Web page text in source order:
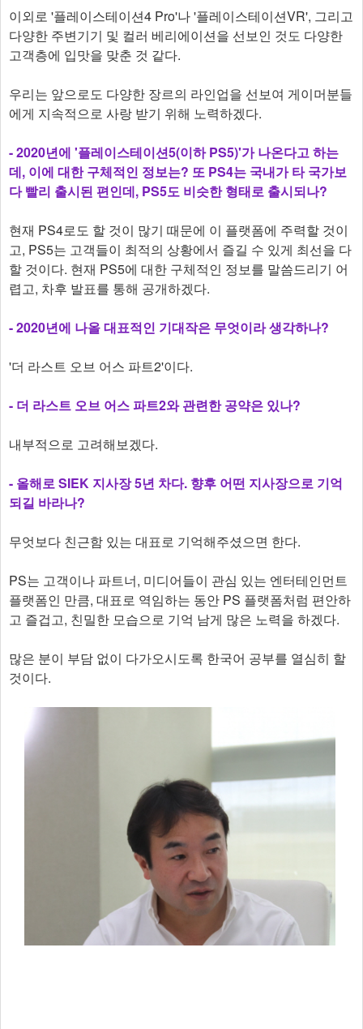
이외로 '플레이스테이션4 Pro'나 '플레이스테이션VR', 그리고
다양한 주변기기 및 컬러 베리에이션을 선보인 것도 다양한
고객층에 입맛을 맞춘 것 같다.
우리는 앞으로도 다양한 장르의 라인업을 선보여 게이머분들
에게 지속적으로 사랑 받기 위해 노력하겠다.
- 2020년에 '플레이스테이션5(이하 PS5)'가 나온다고 하는
데, 이에 대한 구체적인 정보는? 또 PS4는 국내가 타 국가보
다 빨리 출시된 편인데, PS5도 비슷한 형태로 출시되나?
현재 PS4로도 할 것이 많기 때문에 이 플랫폼에 주력할 것이
고, PS5는 고객들이 최적의 상황에서 즐길 수 있게 최선을 다
할 것이다. 현재 PS5에 대한 구체적인 정보를 말씀드리기 어
렵고, 차후 발표를 통해 공개하겠다.
- 2020년에 나올 대표적인 기대작은 무엇이라 생각하나?
'더 라스트 오브 어스 파트2'이다.
- 더 라스트 오브 어스 파트2와 관련한 공약은 있나?
내부적으로 고려해보겠다.
- 올해로 SIEK 지사장 5년 차다. 향후 어떤 지사장으로 기억
되길 바라나?
무엇보다 친근함 있는 대표로 기억해주셨으면 한다.
PS는 고객이나 파트너, 미디어들이 관심 있는 엔터테인먼트
플랫폼인 만큼, 대표로 역임하는 동안 PS 플랫폼처럼 편안하
고 즐겁고, 친밀한 모습으로 기억 남게 많은 노력을 하겠다.
많은 분이 부담 없이 다가오시도록 한국어 공부를 열심히 할
것이다.